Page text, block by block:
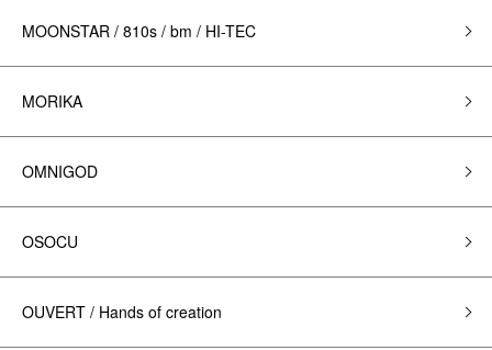
MOONSTAR / 810s / bm / HI-TEC
MORIKA
OMNIGOD
OSOCU
OUVERT / Hands of creation